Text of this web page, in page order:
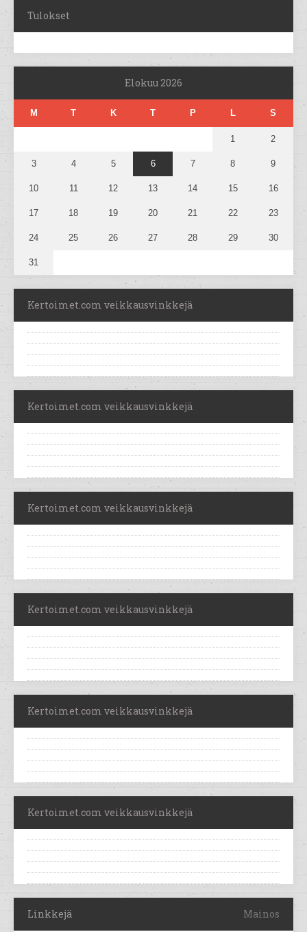
Tulokset
Elokuu 2026
M T K T P L S
1 2
3 4 5 6 7 8 9
10 11 12 13 14 15 16
17 18 19 20 21 22 23
24 25 26 27 28 29 30
31
Kertoimet.com veikkausvinkkejä
Kertoimet.com veikkausvinkkejä
Kertoimet.com veikkausvinkkejä
Kertoimet.com veikkausvinkkejä
Kertoimet.com veikkausvinkkejä
Kertoimet.com veikkausvinkkejä
Linkkejä Mainos